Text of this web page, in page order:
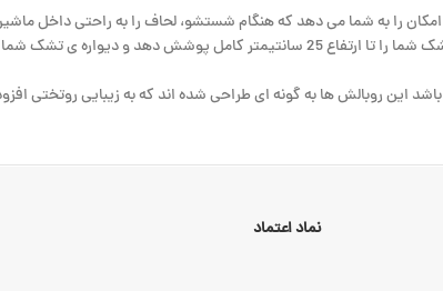
ملحفه کشدار : این تکه از محصول به صورت یک روکش برای تشک شما می باشد که هر ۴ گوشه آن کشدوزی شده است تا تشک شما را تا ارتفاع 25
نماد اعتماد